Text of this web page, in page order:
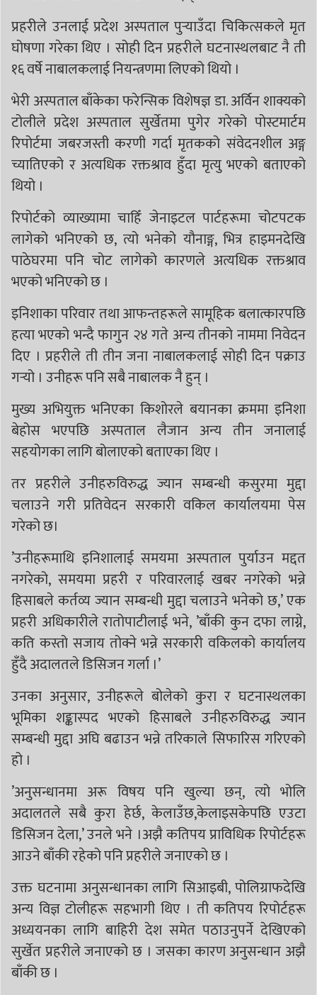
‎प्रहरीले उनलाई प्रदेश अस्पताल पुर्‍याउँदा चिकित्सकले मृत
घोषणा गरेका थिए । सोही दिन प्रहरीले घटनास्थलबाट नै ती
१६ वर्षे नाबालकलाई नियन्त्रणमा लिएको थियो ।
‎‎भेरी अस्पताल बाँकेका फरेन्सिक विशेषज्ञ डा. अर्विन शाक्यको
टोलीले प्रदेश अस्पताल सुर्खेतमा पुगेर गरेको पोस्टमार्टम
रिपोर्टमा जबरजस्ती करणी गर्दा मृतकको संवेदनशील अङ्ग
च्यातिएको र अत्यधिक रक्तश्राव हुँदा मृत्यु भएको बताएको
थियो ।‎
‎रिपोर्टको व्याख्यामा चाहिँ जेनाइटल पार्टहरूमा चोटपटक
लागेको भनिएको छ, त्यो भनेको यौनाङ्ग, भित्र हाइमनदेखि
पाठेघरमा पनि चोट लागेको कारणले अत्यधिक रक्तश्राव
भएको भनिएको छ ।
‎इनिशाका परिवार तथा आफन्तहरूले सामूहिक बलात्कारपछि
हत्या भएको भन्दै फागुन २४ गते अन्य तीनको नाममा निवेदन
दिए । प्रहरीले ती तीन जना नाबालकलाई सोही दिन पक्राउ
गर्‍यो । उनीहरू पनि सबै नाबालक नै हुन् ।‎
मुख्य अभियुक्त भनिएका किशोरले बयानका क्रममा इनिशा
बेहोस भएपछि अस्पताल लैजान अन्य तीन जनालाई
सहयोगका लागि बोलाएको बताएका थिए ।
‎तर प्रहरीले उनीहरुविरुद्ध ज्यान सम्बन्धी कसुरमा मुद्दा
चलाउने गरी प्रतिवेदन सरकारी वकिल कार्यालयमा पेस
गरेको छ।
‎‎’उनीहरूमाथि इनिशालाई समयमा अस्पताल पुर्याउन मद्दत
नगरेको, समयमा प्रहरी र परिवारलाई खबर नगरेको भन्ने
हिसाबले कर्तव्य ज्यान सम्बन्धी मुद्दा चलाउने भनेको छ,’ एक
प्रहरी अधिकारीले रातोपाटीलाई भने, ’बाँकी कुन दफा लाग्ने,
कति कस्तो सजाय तोक्ने भन्ने सरकारी वकिलको कार्यालय
हुँदै अदालतले डिसिजन गर्ला ।’
‎‎उनका अनुसार, उनीहरूले बोलेको कुरा र घटनास्थलका
भूमिका शङ्कास्पद भएको हिसाबले उनीहरुविरुद्ध ज्यान
सम्बन्धी मुद्दा अघि बढाउन भन्ने तरिकाले सिफारिस गरिएको
हो ।
‎‎’अनुसन्धानमा अरू विषय पनि खुल्या छन्, त्यो भोलि
अदालतले सबै कुरा हेर्छ, केलाउँछ,केलाइसकेपछि एउटा
डिसिजन देला,’ उनले भने ।अझै कतिपय प्राविधिक रिपोर्टहरू
आउने बाँकी रहेको पनि प्रहरीले जनाएको छ ।
उक्त घटनामा अनुसन्धानका लागि सिआइबी, पोलिग्राफदेखि
अन्य विज्ञ टोलीहरू सहभागी थिए । ती कतिपय रिपोर्टहरू
अध्ययनका लागि बाहिरी देश समेत पठाउनुपर्ने देखिएको
सुर्खेत प्रहरीले जनाएको छ । जसका कारण अनुसन्धान अझै
बाँकी छ ।